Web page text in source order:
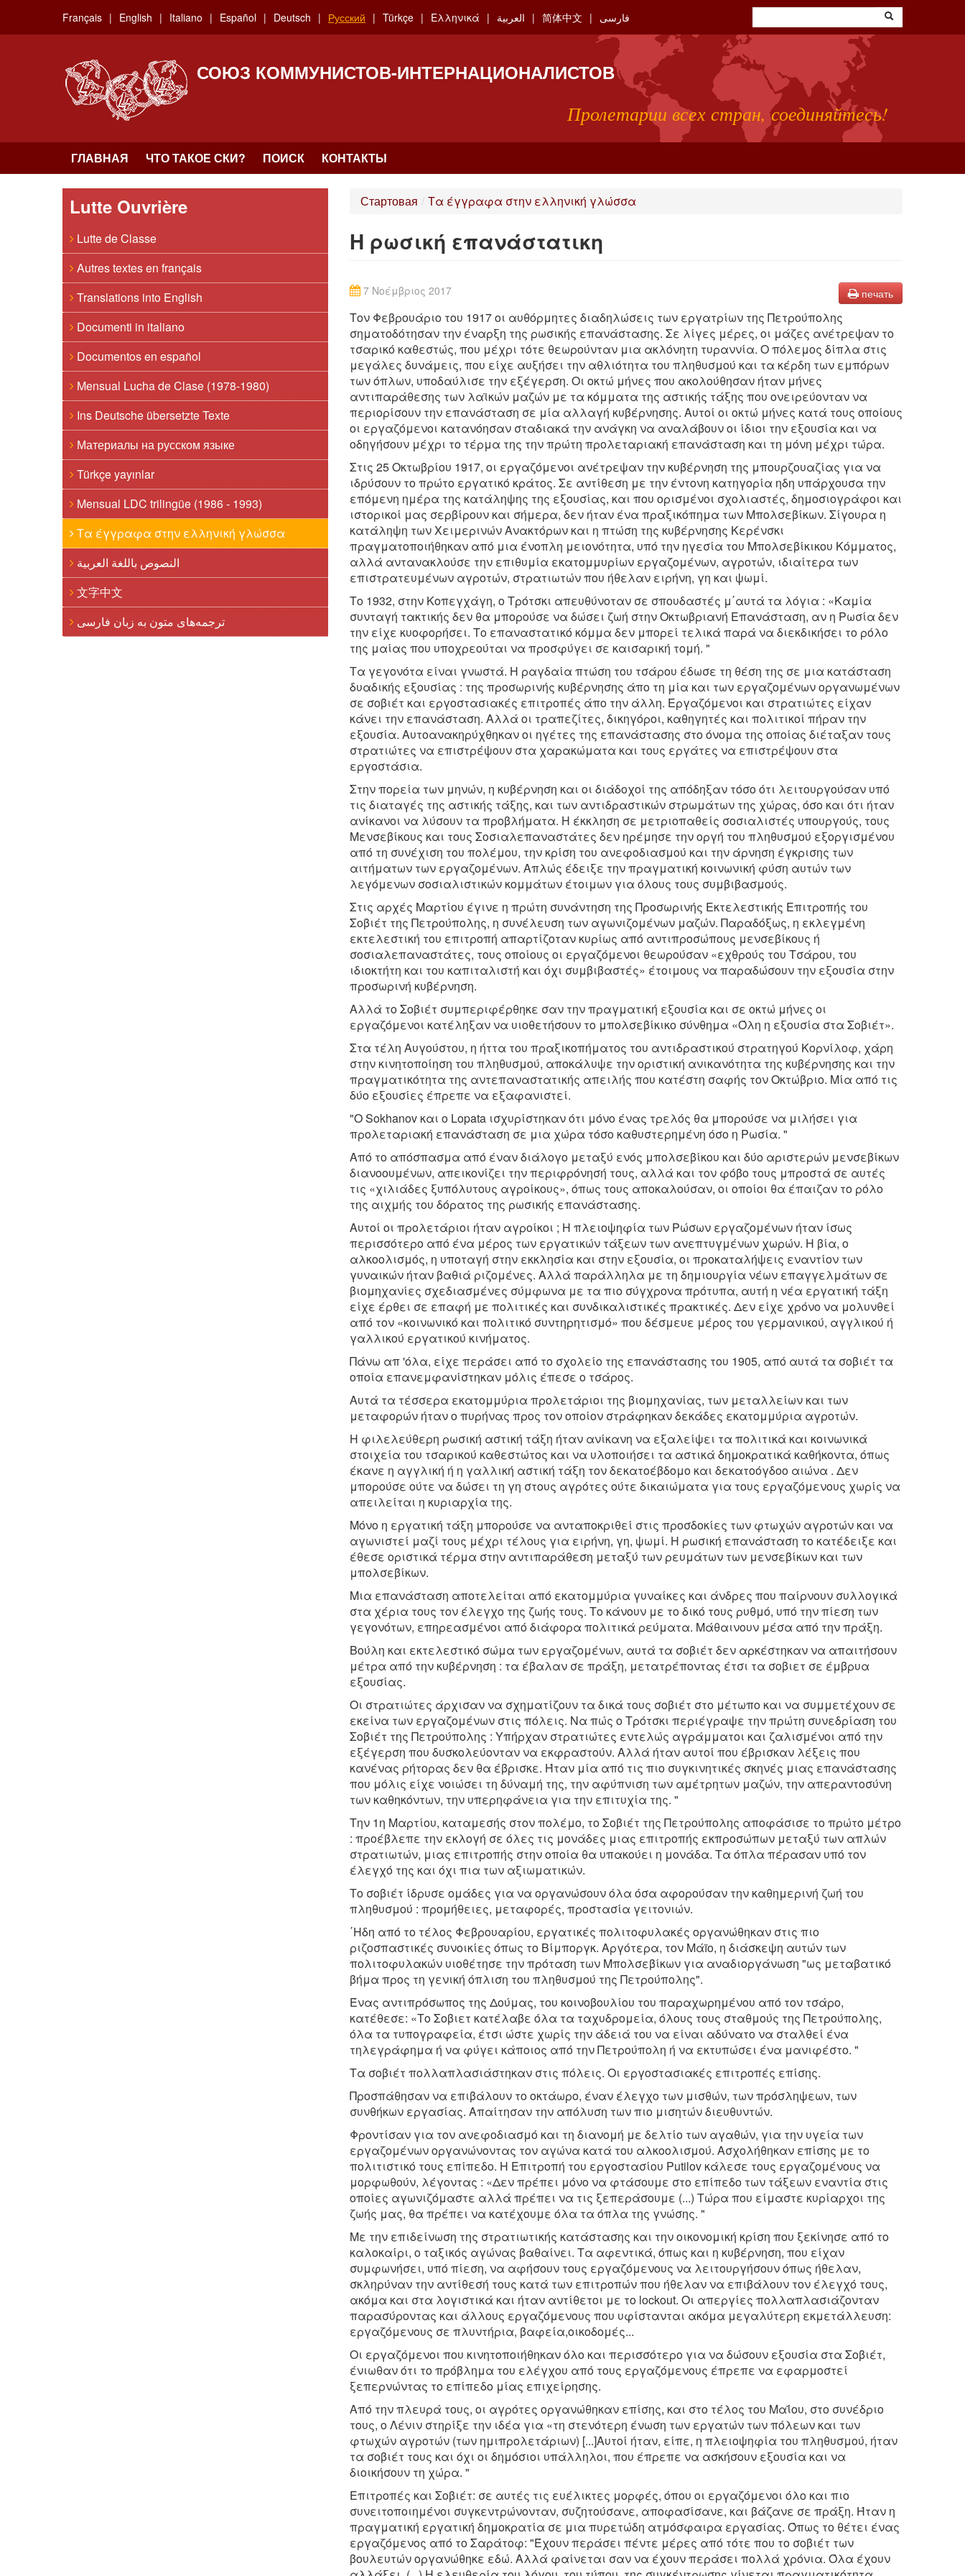
main
Français English Italiano Español Deutsch Русский Türkçe Ελληνικά العربية 简体中文 فارسی
СОЮЗ КОММУНИСТОВ-ИНТЕРНАЦИОНАЛИСТОВ
Пролетарии всех стран, соединяйтесь!
ГЛАВНАЯ ЧТО ТАКОЕ СКИ? ПОИСК КОНТАКТЫ
Lutte Ouvrière
Lutte de Classe
Autres textes en français
Translations into English
Documenti in italiano
Documentos en español
Mensual Lucha de Clase (1978-1980)
Ins Deutsche übersetzte Texte
Материалы на русском языке
Türkçe yayınlar
Mensual LDC trilingüe (1986 - 1993)
Τα έγγραφα στην ελληνική γλώσσα
النصوص باللغة العربية
文字中文
ترجمه‌های متون به زبان فارسی
Стартовая / Τα έγγραφα στην ελληνική γλώσσα
Η ρωσική επανάστατικη
печать
7 Νοέμβριος 2017
Τον Φεβρουάριο του 1917 οι αυθόρμητες διαδηλώσεις των εργατρίων της Πετρούπολης
σηματοδότησαν την έναρξη της ρωσικής επανάστασης. Σε λίγες μέρες, οι μάζες ανέτρεψαν το
τσαρικό καθεστώς, που μέχρι τότε θεωρούνταν μια ακλόνητη τυραννία. Ο πόλεμος δίπλα στις
μεγάλες δυνάμεις, που είχε αυξήσει την αθλιότητα του πληθυσμού και τα κέρδη των εμπόρων
των όπλων, υποδαύλισε την εξέγερση. Οι οκτώ μήνες που ακολούθησαν ήταν μήνες
αντιπαράθεσης των λαϊκών μαζών με τα κόμματα της αστικής τάξης που ονειρεύονταν να
περιορίσουν την επανάσταση σε μία αλλαγή κυβέρνησης. Αυτοί οι οκτώ μήνες κατά τους οποίους
οι εργαζόμενοι κατανόησαν σταδιακά την ανάγκη να αναλάβουν οι ίδιοι την εξουσία και να
οδηγήσουν μέχρι το τέρμα της την πρώτη προλεταριακή επανάσταση και τη μόνη μέχρι τώρα.
Στις 25 Οκτωβρίου 1917, οι εργαζόμενοι ανέτρεψαν την κυβέρνηση της μπουρζουαζίας για να
ιδρύσουν το πρώτο εργατικό κράτος. Σε αντίθεση με την έντονη κατηγορία ηδη υπάρχουσα την
επόμενη ημέρα της κατάληψης της εξουσίας, και που ορισμένοι σχολιαστές, δημοσιογράφοι και
ιστορικοί μας σερβίρουν και σήμερα, δεν ήταν ένα πραξικόπημα των Μπολσεβίκων. Σίγουρα η
κατάληψη των Χειμερινών Ανακτόρων και η πτώση της κυβέρνησης Κερένσκι
πραγματοποιήθηκαν από μια ένοπλη μειονότητα, υπό την ηγεσία του Μπολσεβίκικου Κόμματος,
αλλά αντανακλούσε την επιθυμία εκατομμυρίων εργαζομένων, αγροτών, ιδιαίτερα των
επιστρατευμένων αγροτών, στρατιωτών που ήθελαν ειρήνη, γη και ψωμί.
Το 1932, στην Κοπεγχάγη, ο Τρότσκι απευθύνοταν σε σπουδαστές μ΄αυτά τα λόγια : «Καμία
συνταγή τακτικής δεν θα μπορούσε να δώσει ζωή στην Οκτωβριανή Επανάσταση, αν η Ρωσία δεν
την είχε κυοφορήσει. Το επαναστατικό κόμμα δεν μπορεί τελικά παρά να διεκδικήσει το ρόλο
της μαίας που υποχρεούται να προσφύγει σε καισαρική τομή. "
Τα γεγονότα είναι γνωστά. Η ραγδαία πτώση του τσάρου έδωσε τη θέση της σε μια κατάσταση
δυαδικής εξουσίας : της προσωρινής κυβέρνησης άπο τη μία και των εργαζομένων οργανωμένων
σε σοβιέτ και εργοστασιακές επιτροπές άπο την άλλη. Εργαζόμενοι και στρατιώτες είχαν
κάνει την επανάσταση. Αλλά οι τραπεζίτες, δικηγόροι, καθηγητές και πολιτικοί πήραν την
εξουσία. Αυτοανακηρύχθηκαν οι ηγέτες της επανάστασης στο όνομα της οποίας διέταξαν τους
στρατιώτες να επιστρέψουν στα χαρακώματα και τους εργάτες να επιστρέψουν στα
εργοστάσια.
Στην πορεία των μηνών, η κυβέρνηση και οι διάδοχοί της απόδηξαν τόσο ότι λειτουργούσαν υπό
τις διαταγές της αστικής τάξης, και των αντιδραστικών στρωμάτων της χώρας, όσο και ότι ήταν
ανίκανοι να λύσουν τα προβλήματα. Η έκκληση σε μετριοπαθείς σοσιαλιστές υπουργούς, τους
Μενσεβίκους και τους Σοσιαλεπαναστάτες δεν ηρέμησε την οργή του πληθυσμού εξοργισμένου
από τη συνέχιση του πολέμου, την κρίση του ανεφοδιασμού και την άρνηση έγκρισης των
αιτήματων των εργαζομένων. Απλώς έδειξε την πραγματική κοινωνική φύση αυτών των
λεγόμενων σοσιαλιστικών κομμάτων έτοιμων για όλους τους συμβιβασμούς.
Στις αρχές Μαρτίου έγινε η πρώτη συνάντηση της Προσωρινής Εκτελεστικής Επιτροπής του
Σοβιέτ της Πετρούπολης, η συνέλευση των αγωνιζομένων μαζών. Παραδόξως, η εκλεγμένη
εκτελεστική του επιτροπή απαρτίζοταν κυρίως από αντιπροσώπους μενσεβίκους ή
σοσιαλεπαναστάτες, τους οποίους οι εργαζόμενοι θεωρούσαν «εχθρούς του Τσάρου, του
ιδιοκτήτη και του καπιταλιστή και όχι συμβιβαστές» έτοιμους να παραδώσουν την εξουσία στην
προσωρινή κυβέρνηση.
Αλλά το Σοβιέτ συμπεριφέρθηκε σαν την πραγματική εξουσία και σε οκτώ μήνες οι
εργαζόμενοι κατέληξαν να υιοθετήσουν το μπολσεβίκικο σύνθημα «Όλη η εξουσία στα Σοβιέτ».
Στα τέλη Αυγούστου, η ήττα του πραξικοπήματος του αντιδραστικού στρατηγού Κορνίλοφ, χάρη
στην κινητοποίηση του πληθυσμού, αποκάλυψε την οριστική ανικανότητα της κυβέρνησης και την
πραγματικότητα της αντεπαναστατικής απειλής που κατέστη σαφής τον Οκτώβριο. Μία από τις
δύο εξουσίες έπρεπε να εξαφανιστεί.
"Ο Sokhanov και ο Lopata ισχυρίστηκαν ότι μόνο ένας τρελός θα μπορούσε να μιλήσει για
προλεταριακή επανάσταση σε μια χώρα τόσο καθυστερημένη όσο η Ρωσία. "
Από το απόσπασμα από έναν διάλογο μεταξύ ενός μπολσεβίκου και δύο αριστερών μενσεβίκων
διανοουμένων, απεικονίζει την περιφρόνησή τους, αλλά και τον φόβο τους μπροστά σε αυτές
τις «χιλιάδες ξυπόλυτους αγροίκους», όπως τους αποκαλούσαν, οι οποίοι θα έπαιζαν το ρόλο
της αιχμής του δόρατος της ρωσικής επανάστασης.
Αυτοί οι προλετάριοι ήταν αγροίκοι ; Η πλειοψηφία των Ρώσων εργαζομένων ήταν ίσως
περισσότερο από ένα μέρος των εργατικών τάξεων των ανεπτυγμένων χωρών. Η βία, ο
αλκοολισμός, η υποταγή στην εκκλησία και στην εξουσία, οι προκαταλήψεις εναντίον των
γυναικών ήταν βαθιά ριζομένες. Αλλά παράλληλα με τη δημιουργία νέων επαγγελμάτων σε
βιομηχανίες σχεδιασμένες σύμφωνα με τα πιο σύγχρονα πρότυπα, αυτή η νέα εργατική τάξη
είχε έρθει σε επαφή με πολιτικές και συνδικαλιστικές πρακτικές. Δεν είχε χρόνο να μολυνθεί
από τον «κοινωνικό και πολιτικό συντηρητισμό» που δέσμευε μέρος του γερμανικού, αγγλικού ή
γαλλικού εργατικού κινήματος.
Πάνω απ 'όλα, είχε περάσει από το σχολείο της επανάστασης του 1905, από αυτά τα σοβιέτ τα
οποία επανεμφανίστηκαν μόλις έπεσε ο τσάρος.
Αυτά τα τέσσερα εκατομμύρια προλετάριοι της βιομηχανίας, των μεταλλείων και των
μεταφορών ήταν ο πυρήνας προς τον οποίον στράφηκαν δεκάδες εκατομμύρια αγροτών.
Η φιλελεύθερη ρωσική αστική τάξη ήταν ανίκανη να εξαλείψει τα πολιτικά και κοινωνικά
στοιχεία του τσαρικού καθεστώτος και να υλοποιήσει τα αστικά δημοκρατικά καθήκοντα, όπως
έκανε η αγγλική ή η γαλλική αστική τάξη τον δεκατοέβδομο και δεκατοόγδοο αιώνα . Δεν
μπορούσε ούτε να δώσει τη γη στους αγρότες ούτε δικαιώματα για τους εργαζόμενους χωρίς να
απειλείται η κυριαρχία της.
Μόνο η εργατική τάξη μπορούσε να ανταποκριθεί στις προσδοκίες των φτωχών αγροτών και να
αγωνιστεί μαζί τους μέχρι τέλους για ειρήνη, γη, ψωμί. Η ρωσική επανάσταση το κατέδειξε και
έθεσε οριστικά τέρμα στην αντιπαράθεση μεταξύ των ρευμάτων των μενσεβίκων και των
μπολσεβίκων.
Μια επανάσταση αποτελείται από εκατομμύρια γυναίκες και άνδρες που παίρνουν συλλογικά
στα χέρια τους τον έλεγχο της ζωής τους. Το κάνουν με το δικό τους ρυθμό, υπό την πίεση των
γεγονότων, επηρεασμένοι από διάφορα πολιτικά ρεύματα. Μάθαινουν μέσα από την πράξη.
Βούλη και εκτελεστικό σώμα των εργαζομένων, αυτά τα σοβιέτ δεν αρκέστηκαν να απαιτήσουν
μέτρα από την κυβέρνηση : τα έβαλαν σε πράξη, μετατρέποντας έτσι τα σοβιετ σε έμβρυα
εξουσίας.
Οι στρατιώτες άρχισαν να σχηματίζουν τα δικά τους σοβιέτ στο μέτωπο και να συμμετέχουν σε
εκείνα των εργαζομένων στις πόλεις. Να πώς ο Τρότσκι περιέγραψε την πρώτη συνεδρίαση του
Σοβιέτ της Πετρούπολης : Υπήρχαν στρατιώτες εντελώς αγράμματοι και ζαλισμένοι από την
εξέγερση που δυσκολεύονταν να εκφραστούν. Αλλά ήταν αυτοί που έβρισκαν λέξεις που
κανένας ρήτορας δεν θα έβρισκε. Ήταν μία από τις πιο συγκινητικές σκηνές μιας επανάστασης
που μόλις είχε νοιώσει τη δύναμή της, την αφύπνιση των αμέτρητων μαζών, την απεραντοσύνη
των καθηκόντων, την υπερηφάνεια για την επιτυχία της. "
Την 1η Μαρτίου, καταμεσής στον πολέμο, το Σοβιέτ της Πετρούπολης αποφάσισε το πρώτο μέτρο
: προέβλεπε την εκλογή σε όλες τις μονάδες μιας επιτροπής εκπροσώπων μεταξύ των απλών
στρατιωτών, μιας επιτροπής στην οποία θα υπακούει η μονάδα. Τα όπλα πέρασαν υπό τον
έλεγχό της και όχι πια των αξιωματικών.
Το σοβιέτ ίδρυσε ομάδες για να οργανώσουν όλα όσα αφορούσαν την καθημερινή ζωή του
πληθυσμού : προμήθειες, μεταφορές, προστασία γειτονιών.
΄Ηδη από το τέλος Φεβρουαρίου, εργατικές πολιτοφυλακές οργανώθηκαν στις πιο
ριζοσπαστικές συνοικίες όπως το Βίμποργκ. Αργότερα, τον Μάïο, η διάσκεψη αυτών των
πολιτοφυλακών υιοθέτησε την πρόταση των Μπολσεβίκων για αναδιοργάνωση "ως μεταβατικό
βήμα προς τη γενική όπλιση του πληθυσμού της Πετρούπολης".
Ένας αντιπρόσωπος της Δούμας, του κοινοβουλίου του παραχωρημένου από τον τσάρο,
κατέθεσε: «Το Σοβιετ κατέλαβε όλα τα ταχυδρομεία, όλους τους σταθμούς της Πετρούπολης,
όλα τα τυπογραφεία, έτσι ώστε χωρίς την άδειά του να είναι αδύνατο να σταλθεί ένα
τηλεγράφημα ή να φύγει κάποιος από την Πετρούπολη ή να εκτυπώσει ένα μανιφέστο. "
Τα σοβιέτ πολλαπλασιάστηκαν στις πόλεις. Οι εργοστασιακές επιτροπές επίσης.
Προσπάθησαν να επιβάλουν το οκτάωρο, έναν έλεγχο των μισθών, των πρόσληψεων, των
συνθήκων εργασίας. Απαίτησαν την απόλυση των πιο μισητών διευθυντών.
Φροντίσαν για τον ανεφοδιασμό και τη διανομή με δελτίο των αγαθών, για την υγεία των
εργαζομένων οργανώνοντας τον αγώνα κατά του αλκοολισμού. Ασχολήθηκαν επίσης με το
πολιτιστικό τους επίπεδο. Η Επιτροπή του εργοστασίου Putilov κάλεσε τους εργαζομένους να
μορφωθούν, λέγοντας : «Δεν πρέπει μόνο να φτάσουμε στο επίπεδο των τάξεων εναντία στις
οποίες αγωνιζόμαστε αλλά πρέπει να τις ξεπεράσουμε (...) Τώρα που είμαστε κυρίαρχοι της
ζωής μας, θα πρέπει να κατέχουμε όλα τα όπλα της γνώσης. "
Με την επιδείνωση της στρατιωτικής κατάστασης και την οικονομική κρίση που ξεκίνησε από το
καλοκαίρι, ο ταξικός αγώνας βαθαίνει. Τα αφεντικά, όπως και η κυβέρνηση, που είχαν
συμφωνήσει, υπό πίεση, να αφήσουν τους εργαζόμενους να λειτουργήσουν όπως ήθελαν,
σκληρύναν την αντίθεσή τους κατά των επιτροπών που ήθελαν να επιβάλουν τον έλεγχό τους,
ακόμα και στα λογιστικά και ήταν αντίθετοι με το lockout. Οι απεργίες πολλαπλασιάζονταν
παρασύροντας και άλλους εργαζόμενους που υφίστανται ακόμα μεγαλύτερη εκμετάλλευση:
εργαζόμενους σε πλυντήρια, βαφεία,οικοδομές...
Οι εργαζόμενοι που κινητοποιήθηκαν όλο και περισσότερο για να δώσουν εξουσία στα Σοβιέτ,
ένιωθαν ότι το πρόβλημα του ελέγχου από τους εργαζόμενους έπρεπε να εφαρμοστεί
ξεπερνώντας το επίπεδο μίας επιχείρησης.
Από την πλευρά τους, οι αγρότες οργανώθηκαν επίσης, και στο τέλος του Μαΐου, στο συνέδριο
τους, ο Λένιν στηρίξε την ιδέα για «τη στενότερη ένωση των εργατών των πόλεων και των
φτωχών αγροτών (των ημιπρολετάριων) [...]Αυτοί ήταν, είπε, η πλειοψηφία του πληθυσμού, ήταν
τα σοβιέτ τους και όχι οι δημόσιοι υπάλληλοι, που έπρεπε να ασκήσουν εξουσία και να
διοικήσουν τη χώρα. "
Επιτροπές και Σοβιέτ: σε αυτές τις ευέλικτες μορφές, όπου οι εργαζόμενοι όλο και πιο
συνειτοποιημένοι συγκεντρώνονταν, συζητούσανε, αποφασίσανε, και βάζανε σε πράξη. Ήταν η
πραγματική εργατική δημοκρατία σε μια πυρετώδη ατμόσφαιρα εργασίας. Όπως το θέτει ένας
εργαζόμενος από το Σαράτοφ: "Έχουν περάσει πέντε μέρες από τότε που το σοβιέτ των
βουλευτών οργανώθηκε εδώ. Αλλά φαίνεται σαν να έχουν περάσει πολλά χρόνια. Όλα έχουν